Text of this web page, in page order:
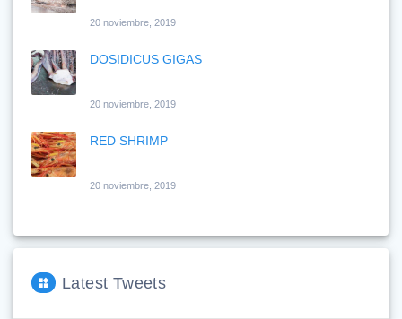
20 noviembre, 2019
DOSIDICUS GIGAS
20 noviembre, 2019
RED SHRIMP
20 noviembre, 2019
Latest Tweets